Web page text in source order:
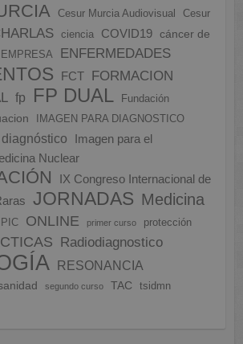
Cesur Murcia Audiovisual
Cesur
ciencia COVID19
cáncer de
EMPRESA
ENFERMEDADES
FCT
FORMACION
fp FP DUAL
Fundación
IMAGEN PARA DIAGNOSTICO
Imagen para el
Nuclear
IX Congreso Internacional de
JORNADAS Medicina
ONLINE primer curso
protección
Radiodiagnostico
RESONANCIA
segundo curso TAC tsidmn